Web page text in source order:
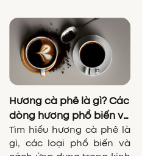
Hương cà phê là gì? Các
dòng hương phổ biến và
ứng dụng trong kinh
doanh đồ uống
Tìm hiểu hương cà phê là
gì, các loại phổ biến và